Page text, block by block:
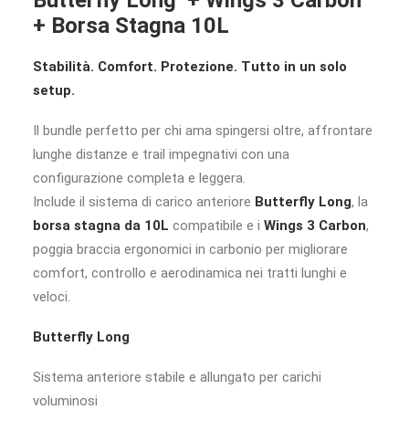
era:
è:
+ Borsa Stagna 10L
Stabilità. Comfort. Protezione. Tutto in un solo
setup.
Il bundle perfetto per chi ama spingersi oltre, affrontare
lunghe distanze e trail impegnativi con una
configurazione completa e leggera.
Include il sistema di carico anteriore Butterfly Long, la
borsa stagna da 10L compatibile e i Wings 3 Carbon,
poggia braccia ergonomici in carbonio per migliorare
comfort, controllo e aerodinamica nei tratti lunghi e
veloci.
Butterfly Long
Sistema anteriore stabile e allungato per carichi
voluminosi